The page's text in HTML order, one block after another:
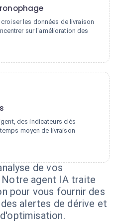
les données de livraison
sur l'amélioration des
des indicateurs clés
moyen de livraison
de vos
agent IA traite
pour vous fournir des
alertes de dérive et